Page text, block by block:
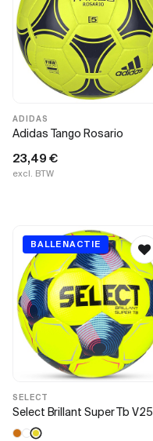
ADIDAS
Adidas Tango Rosario
23,49 €
excl. BTW
BALLENACTIE
SELECT
Select Brillant Super Tb V25